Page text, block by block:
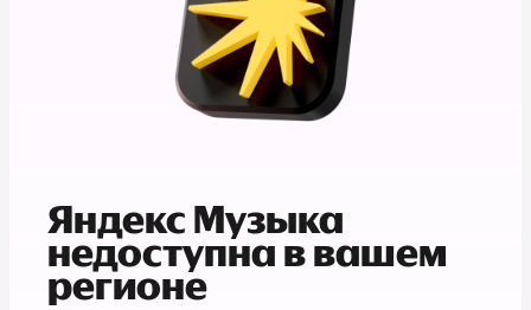
Яндекс Музыка
недоступна в вашем
регионе